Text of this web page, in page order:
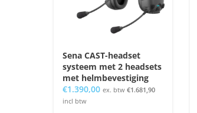
Sena CAST-headset
systeem met 2 headsets
met helmbevestiging
€1.390,00 ex. btw €1.681,90
incl btw